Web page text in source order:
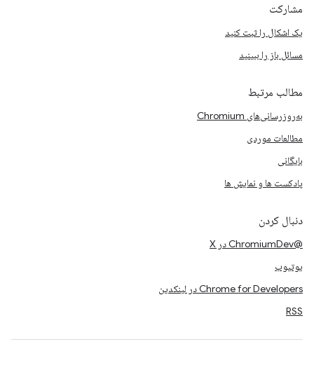
مشارکت
یک اشکال را ثبت کنید
مسائل باز را ببینید
مطالب مرتبط
به‌روزرسانی‌های Chromium
مطالعات موردی
بایگانی
پادکست ها و نمایش ها
دنبال کردن
@ChromiumDev در X
یوتیوب
Chrome for Developers در لینکدین
RSS